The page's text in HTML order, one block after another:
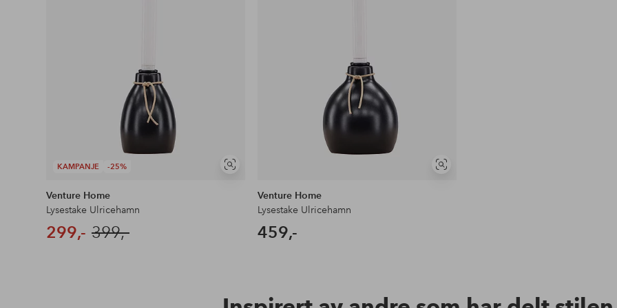
KAMPANJE -25%
Vis
Venture Home
Lysestake Ulricehamn
299,- 399,-
Vis
Venture Home
Lysestake Ulricehamn
459,-